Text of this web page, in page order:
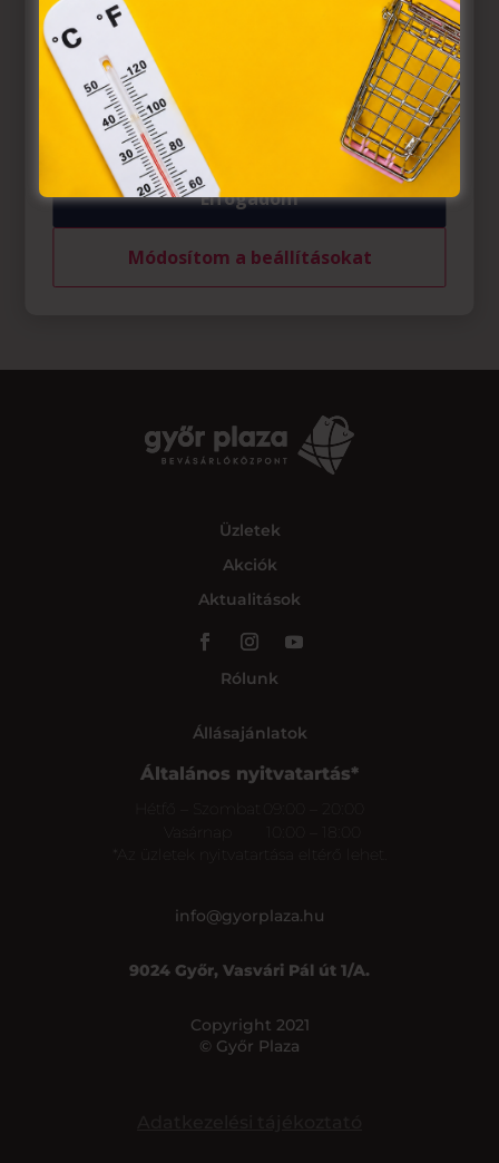
Üzletek
Akciók
Aktualitások
Rólunk
Állásajánlatok
Általános nyitvatartás*
*Az üzletek nyitvatartása eltérő lehet.
info@gyorplaza.hu
9024 Győr, Vasvári Pál út 1/A.
Copyright 2021
© Győr Plaza
egyes kérdéseiről szóló 2001. évi CVIII. törvény, valamint
az Európai Unió előírásainak megfelelően használjuk.
Azon weblapoknak, melyek az Európai Unió országain
belül működnek, a „sütik" használatához, és ezeknek a
felhasználó számítógépén vagy egyéb eszközén történő
tárolásához a felhasználók hozzájárulását kell kérniük.
Elfogadom
Módosítom a beállításokat